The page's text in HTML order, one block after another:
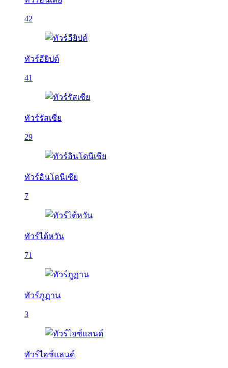
42
ทัวร์อียิปต์
41
ทัวร์รัสเซีย
29
ทัวร์อินโดนีเซีย
7
ทัวร์ไต้หวัน
71
ทัวร์ภูฏาน
3
ทัวร์ไอซ์แลนด์